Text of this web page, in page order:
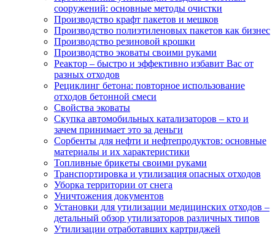
сооружений: основные методы очистки
Производство крафт пакетов и мешков
Производство полиэтиленовых пакетов как бизнес
Производство резиновой крошки
Производство эковаты своими руками
Реактор – быстро и эффективно избавит Вас от
разных отходов
Рециклинг бетона: повторное использование
отходов бетонной смеси
Свойства эковаты
Скупка автомобильных катализаторов – кто и
зачем принимает это за деньги
Сорбенты для нефти и нефтепродуктов: основные
материалы и их характеристики
Топливные брикеты своими руками
Транспортировка и утилизация опасных отходов
Уборка территории от снега
Уничтожения документов
Установки для утилизации медицинских отходов –
детальный обзор утилизаторов различных типов
Утилизации отработавших картриджей